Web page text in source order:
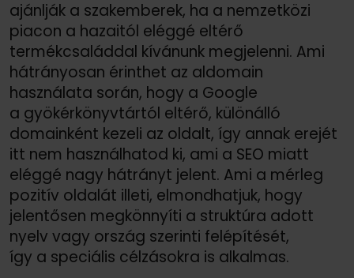
ajánlják a szakemberek, ha a nemzetközi
piacon a hazaitól eléggé eltérő
termékcsaláddal kívánunk megjelenni. Ami
hátrányosan érinthet az aldomain
használata során, hogy a Google
a gyökérkönyvtártól eltérő, különálló
domainként kezeli az oldalt, így annak erejét
itt nem használhatod ki, ami a SEO miatt
eléggé nagy hátrányt jelent. Ami a mérleg
pozitív oldalát illeti, elmondhatjuk, hogy
jelentősen megkönnyíti a struktúra adott
nyelv vagy ország szerinti felépítését,
így a speciális célzásokra is alkalmas.